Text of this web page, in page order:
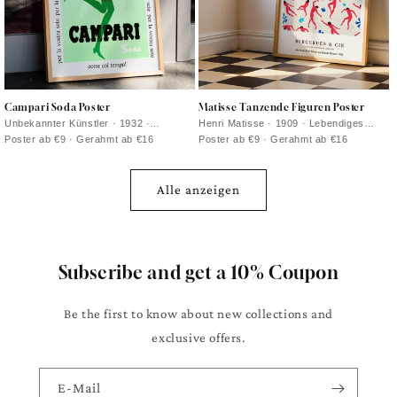
Campari Soda Poster
Unbekannter Künstler · 1932 ·
Verspieltes Campari Soda Werbeposter
Poster ab €9 · Gerahmt ab €16
Matisse Tanzende Figuren Poster
Henri Matisse · 1909 · Lebendiges
Poster mit tanzenden Figuren in
Poster ab €9 · Gerahmt ab €16
Alle anzeigen
Subscribe and get a 10% Coupon
Be the first to know about new collections and
exclusive offers.
E-Mail